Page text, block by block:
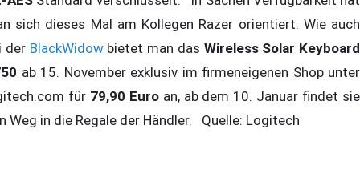
sich dieses Mal am Kollegen Razer orientiert. Wie auch
der BlackWidowbietet man das Wireless Solar Keyboard
ab 15. November exklusiv im firmeneigenen Shop unter
für 79,90 Euroan, ab dem 10. Januar findet sie
Weg in die Regale der Händler. Quelle: Logitech